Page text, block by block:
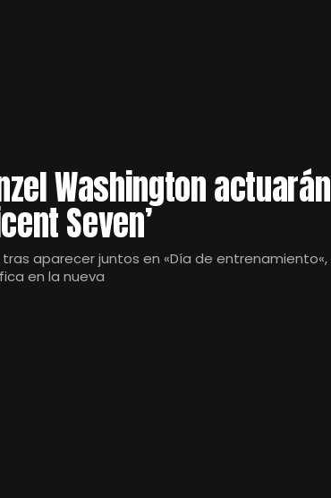
Washington actuarán
Seven’
tras aparecer juntos en «Día de entrenamiento«,
en la nueva